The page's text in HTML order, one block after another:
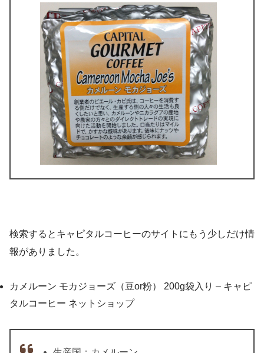
検索するとキャピタルコーヒーのサイトにもう少しだけ情
報がありました。
カメルーン モカジョーズ（豆or粉） 200g袋入り – キャピ
タルコーヒー ネットショップ